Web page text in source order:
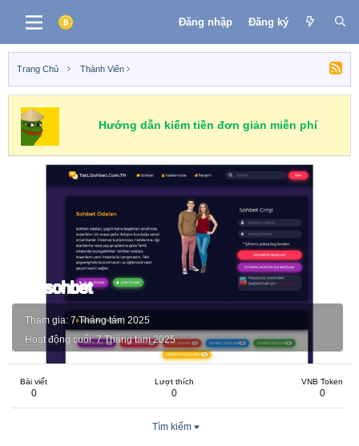
Đăng nhập Đăng ký
Trang Chủ Thành Viên
Hướng dẫn kiếm tiền đơn giản miễn phí
tatlisohbet
Tham gia 7 Tháng tám 2025
Hoạt động cuối 7 Tháng tám 2025
Bài viết
0
Lượt thích
0
VNB Token
0
Tìm kiếm